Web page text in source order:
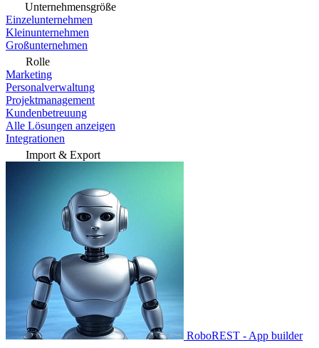
Unternehmensgröße
Einzelunternehmen
Kleinunternehmen
Großunternehmen
Rolle
Marketing
Personalverwaltung
Projektmanagement
Kundenbetreuung
Alle Lösungen anzeigen
Integrationen
Import & Export
RoboREST - App builder